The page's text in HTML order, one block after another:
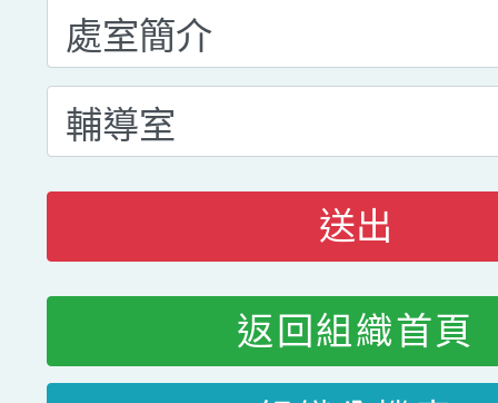
送出
返回組織首頁